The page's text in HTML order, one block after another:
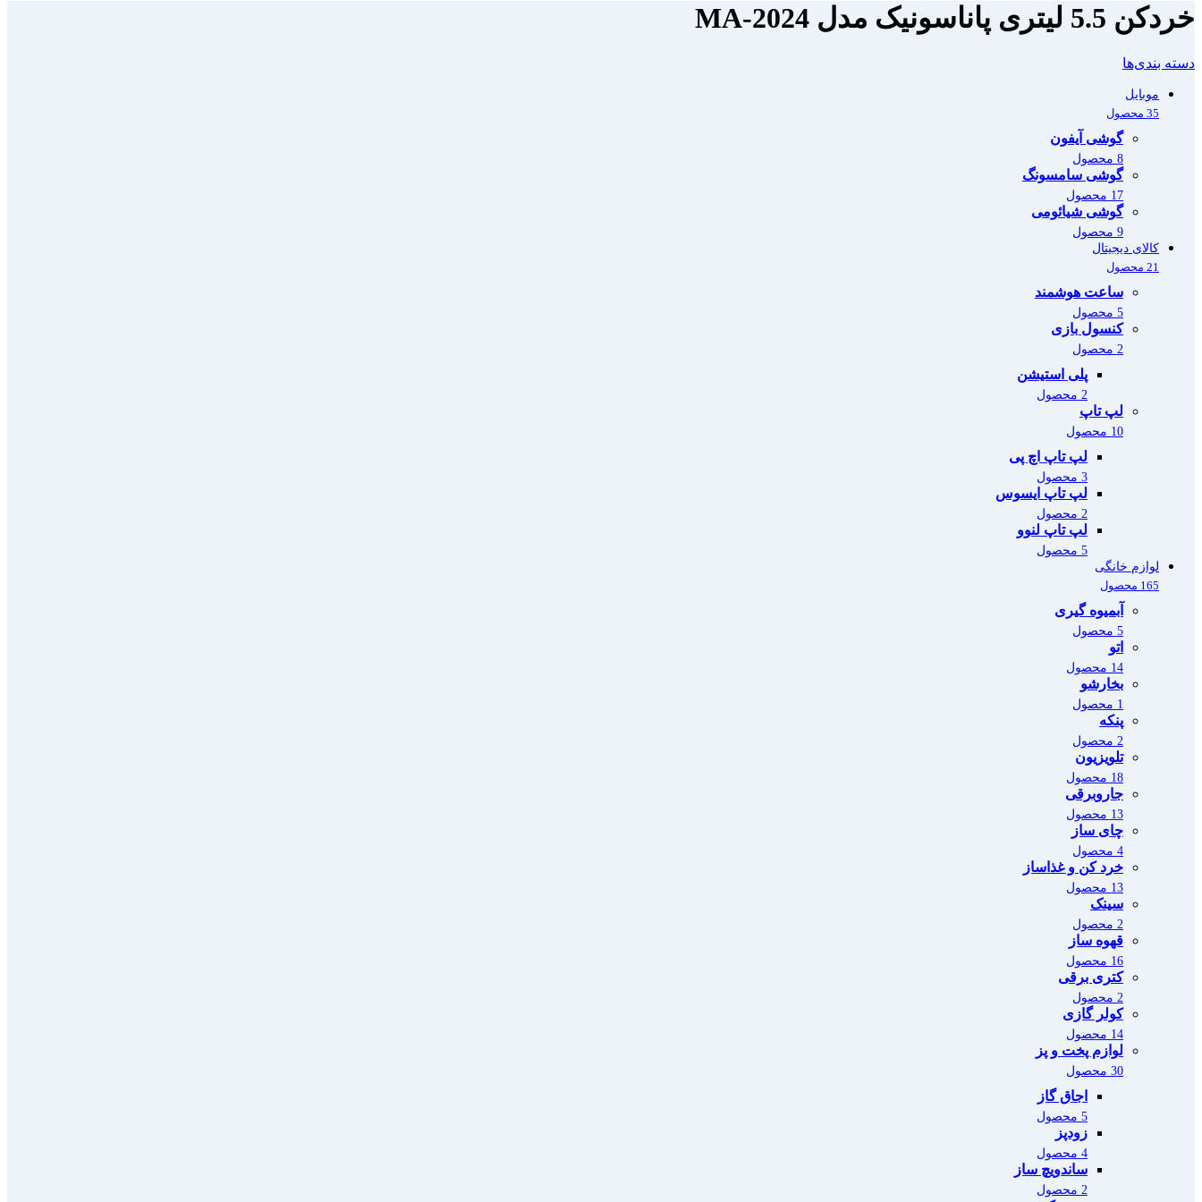
خردکن 5.5 لیتری پاناسونیک مدل MA-2024
دسته بندی‌ها
موبایل
35 محصول
گوشی آیفون
8 محصول
گوشی سامسونگ
17 محصول
گوشی شیائومی
9 محصول
کالای دیجیتال
21 محصول
ساعت هوشمند
5 محصول
کنسول بازی
2 محصول
پلی استیشن
2 محصول
لپ تاپ
10 محصول
لپ تاپ اچ پی
3 محصول
لپ تاپ ایسوس
2 محصول
لپ تاپ لنوو
5 محصول
لوازم خانگی
165 محصول
آبمیوه گیری
5 محصول
اتو
14 محصول
بخارشو
1 محصول
پنکه
2 محصول
تلویزیون
18 محصول
جاروبرقی
13 محصول
چای ساز
4 محصول
خرد کن و غذاساز
13 محصول
سینک
2 محصول
قهوه ساز
16 محصول
کتری برقی
2 محصول
کولر گازی
14 محصول
لوازم پخت و پز
30 محصول
اجاق گاز
5 محصول
زودپز
4 محصول
ساندویچ ساز
2 محصول